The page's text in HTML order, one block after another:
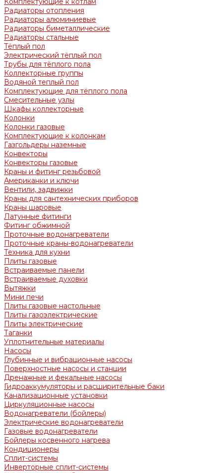
Радиаторы отопления
Радиаторы алюминиевые
Радиаторы биметаллические
Радиаторы стальные
Тёплый пол
Электрический тёплый пол
Трубы для тёплого пола
Коллекторные группы
Водяной теплый пол
Комплектующие для тёплого пола
Смесительные узлы
Шкафы коллекторные
Колонки
Колонки газовые
Комплектующие к колонкам
Газгольдеры наземные
Конвекторы
Конвекторы газовые
Краны и фитинг резьбовой
Американки и ключи
Вентили, задвижки
Краны для сантехнических приборов
Краны шаровые
Латунные фитинги
Фитинг обжимной
Проточные водонагреватели
Проточные краны-водонагреватели
Техника для кухни
Плиты газовые
Встраиваемые панели
Встраиваемые духовки
Вытяжки
Мини печи
Плиты газовые настольные
Плиты газоэлектрические
Плиты электрические
Таганки
Уплотнительные материалы
Насосы
Глубинные и вибрационные насосы
Поверхностные насосы и станции
Дренажные и фекальные насосы
Гидроаккумуляторы и расширительные баки
Канализационные установки
Циркуляционные насосы
Водонагреватели (бойлеры)
Электрические водонагреватели
Газовые водонагреватели
Бойлеры косвенного нагрева
Кондиционеры
Сплит-системы
Инверторные сплит-системы